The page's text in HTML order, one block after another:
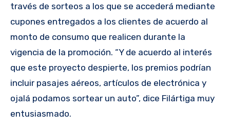
través de sorteos a los que se accederá mediante
cupones entregados a los clientes de acuerdo al
monto de consumo que realicen durante la
vigencia de la promoción. “Y de acuerdo al interés
que este proyecto despierte, los premios podrían
incluir pasajes aéreos, artículos de electrónica y
ojalá podamos sortear un auto”, dice Filártiga muy
entusiasmado.